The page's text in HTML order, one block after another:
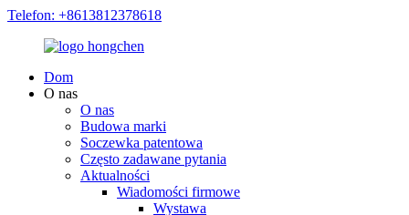
Telefon: +8613812378618
Dom
O nas
O nas
Budowa marki
Soczewka patentowa
Często zadawane pytania
Aktualności
Wiadomości firmowe
Wystawa